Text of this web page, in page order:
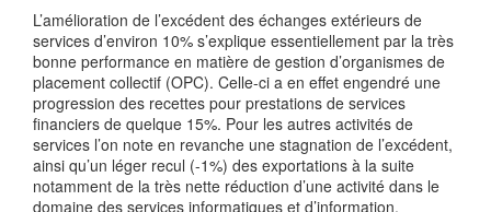
L’amélioration de l’excédent des échanges extérieurs de
services d’environ 10% s’explique essentiellement par la très
bonne performance en matière de gestion d’organismes de
placement collectif (OPC). Celle-ci a en effet engendré une
progression des recettes pour prestations de services
financiers de quelque 15%. Pour les autres activités de
services l’on note en revanche une stagnation de l’excédent,
ainsi qu’un léger recul (-1%) des exportations à la suite
notamment de la très nette réduction d’une activité dans le
domaine des services informatiques et d’information.